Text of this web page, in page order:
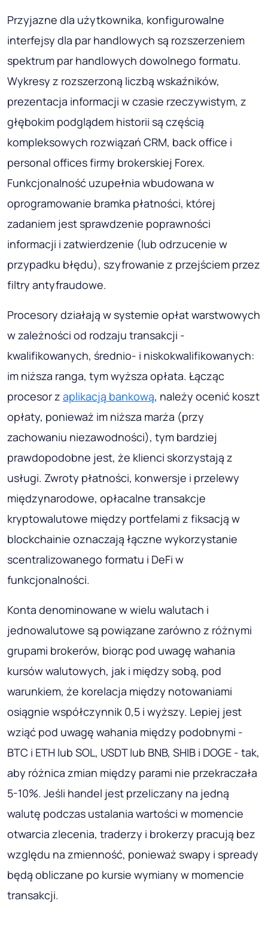
Przyjazne dla użytkownika, konfigurowalne
interfejsy dla par handlowych są rozszerzeniem
spektrum par handlowych dowolnego formatu.
Wykresy z rozszerzoną liczbą wskaźników,
prezentacja informacji w czasie rzeczywistym, z
głębokim podglądem historii są częścią
kompleksowych rozwiązań CRM, back office i
personal offices firmy brokerskiej Forex.
Funkcjonalność uzupełnia wbudowana w
oprogramowanie bramka płatności, której
zadaniem jest sprawdzenie poprawności
informacji i zatwierdzenie (lub odrzucenie w
przypadku błędu), szyfrowanie z przejściem przez
filtry antyfraudowe.
Procesory działają w systemie opłat warstwowych
w zależności od rodzaju transakcji -
kwalifikowanych, średnio- i niskokwalifikowanych:
im niższa ranga, tym wyższa opłata. Łącząc
procesor z aplikacją bankową, należy ocenić koszt
opłaty, ponieważ im niższa marża (przy
zachowaniu niezawodności), tym bardziej
prawdopodobne jest, że klienci skorzystają z
usługi. Zwroty płatności, konwersje i przelewy
międzynarodowe, opłacalne transakcje
kryptowalutowe między portfelami z fiksacją w
blockchainie oznaczają łączne wykorzystanie
scentralizowanego formatu i DeFi w
funkcjonalności.
Konta denominowane w wielu walutach i
jednowalutowe są powiązane zarówno z różnymi
grupami brokerów, biorąc pod uwagę wahania
kursów walutowych, jak i między sobą, pod
warunkiem, że korelacja między notowaniami
osiągnie współczynnik 0,5 i wyższy. Lepiej jest
wziąć pod uwagę wahania między podobnymi -
BTC i ETH lub SOL, USDT lub BNB, SHIB i DOGE - tak,
aby różnica zmian między parami nie przekraczała
5-10%. Jeśli handel jest przeliczany na jedną
walutę podczas ustalania wartości w momencie
otwarcia zlecenia, traderzy i brokerzy pracują bez
względu na zmienność, ponieważ swapy i spready
będą obliczane po kursie wymiany w momencie
transakcji.